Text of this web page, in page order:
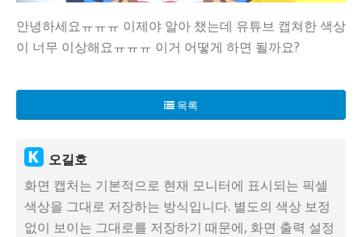
안녕하세요ㅠㅠㅠ 이제야 알아 챘는데 유튜브 캡쳐한 색상
이 너무 이상해요ㅠㅠㅠ 이거 어떻게 하면 될까요?
목록
오길호
화면 캡처는 기본적으로 현재 모니터에 표시되는 픽셀
색상을 그대로 저장하는 방식입니다. 별도의 색상 보정
없이 보이는 그대로를 저장하기 때문에, 화면 출력 설정